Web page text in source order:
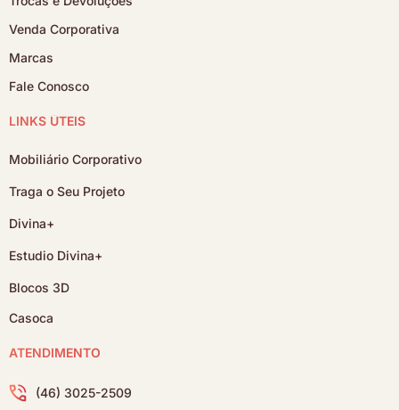
Venda Corporativa
Marcas
Fale Conosco
LINKS ÚTEIS
Mobiliário Corporativo
Traga o Seu Projeto
Divina+
Estudio Divina+
Blocos 3D
Casoca
ATENDIMENTO
(46) 3025-2509